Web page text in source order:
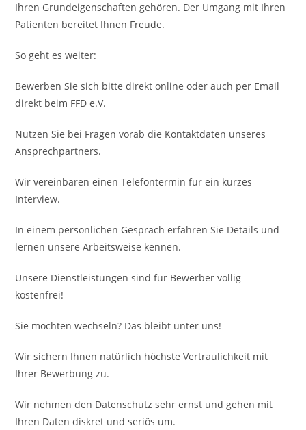
Ihren Grundeigenschaften gehören. Der Umgang mit Ihren
Patienten bereitet Ihnen Freude.
So geht es weiter:
Bewerben Sie sich bitte direkt online oder auch per Email
direkt beim FFD e.V.
Nutzen Sie bei Fragen vorab die Kontaktdaten unseres
Ansprechpartners.
Wir vereinbaren einen Telefontermin für ein kurzes
Interview.
In einem persönlichen Gespräch erfahren Sie Details und
lernen unsere Arbeitsweise kennen.
Unsere Dienstleistungen sind für Bewerber völlig
kostenfrei!
Sie möchten wechseln? Das bleibt unter uns!
Wir sichern Ihnen natürlich höchste Vertraulichkeit mit
Ihrer Bewerbung zu.
Wir nehmen den Datenschutz sehr ernst und gehen mit
Ihren Daten diskret und seriös um.